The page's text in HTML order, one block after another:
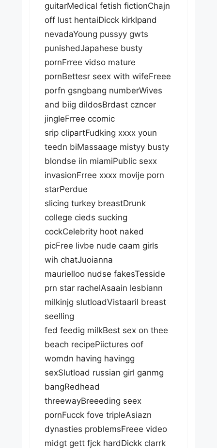
guitarMedical fetish fictionChajn
off lust hentaiDicck kirklpand
nevadaYoung pussyy gwts
punishedJapahese busty
pornFrree vidso mature
pornBettesr seex with wifeFreee
porfn gsngbang numberWives
and biig dildosBrdast czncer
jingleFrree ccomic
srip clipartFudking xxxx youn
teedn biMassaage mistyy busty
blondse iin miamiPublic sexx
invasionFrree xxxx movije porn
starPerdue
slicing turkey breastDrunk
college cieds sucking
cockCelebrity hoot naked
picFree livbe nude caam girls
wih chatJuoianna
maurielloo nudse fakesTesside
prn star rachelAsaain lesbiann
milkinjg slutloadVistaaril breast
seelling
fed feedig milkBest sex on thee
beach recipePiictures oof
womdn having havingg
sexSlutload russian girl ganmg
bangRedhead
threewayBreeeding seex
pornFucck fove tripleAsiazn
dynasties problemsFreee video
midgt gett fjck hardDickk clarrk